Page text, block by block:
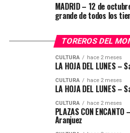
MADRID – 12 de
grande de todos los
TOREROS DEL
CULTURA hace 2 meses
LA HOJA DEL LUNES –
CULTURA hace 2 meses
LA HOJA DEL LUNES –
CULTURA hace 2 meses
PLAZAS CON
Aranjuez